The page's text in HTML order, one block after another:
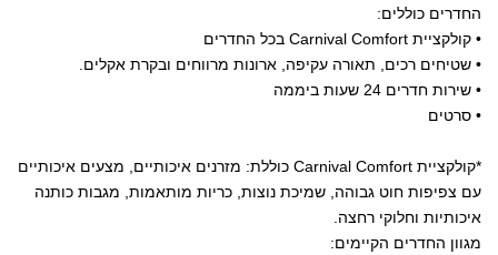
החדרים כוללים:
• קולקציית Carnival Comfort בכל החדרים
• שטיחים רכים, תאורה עקיפה, ארונות מרווחים ובקרת אקלים.
• שירות חדרים 24 שעות ביממה
• סרטים
*קולקציית Carnival Comfort כוללת: מזרנים איכותיים, מצעים איכותיים
עם צפיפות חוט גבוהה, שמיכת נוצות, כריות מותאמות, מגבות כותנה
איכותיות וחלוקי רחצה.
מגוון החדרים הקיימים: